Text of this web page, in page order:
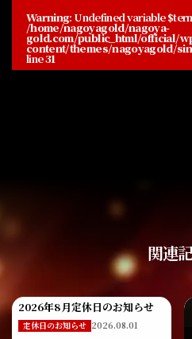
Warning: Undefined variable
/home/nagoyagold/nagoya-
gold.com/public_html/official/
content/themes/nagoyagold/
line31
関連
2026年8月定休日のお知らせ
定休日のお知らせ 2026.08.01